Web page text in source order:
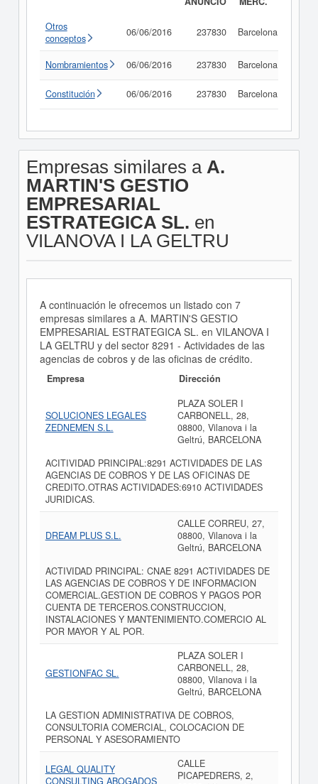
Otros
conceptos
06/06/2016 237830 Barcelona
Nombramientos 06/06/2016 237830 Barcelona
Constitución 06/06/2016 237830 Barcelona
Empresas similares a A.
MARTIN'S GESTIO
EMPRESARIAL
ESTRATEGICA SL. en
VILANOVA I LA GELTRU
A continuación le ofrecemos un listado con 7
empresas similares a A. MARTIN'S GESTIO
EMPRESARIAL ESTRATEGICA SL. en VILANOVA I
LA GELTRU y del sector 8291 - Actividades de las
agencias de cobros y de las oficinas de crédito.
Empresa Dirección
SOLUCIONES LEGALES
ZEDNEMEN S.L.
PLAZA SOLER I
CARBONELL, 28,
08800, Vilanova i la
Geltrú, BARCELONA
ACITIVIDAD PRINCIPAL:8291 ACTIVIDADES DE LAS
AGENCIAS DE COBROS Y DE LAS OFICINAS DE
CREDITO.OTRAS ACTIVIDADES:6910 ACTIVIDADES
JURIDICAS.
DREAM PLUS S.L.
CALLE CORREU, 27,
08800, Vilanova i la
Geltrú, BARCELONA
ACTIVIDAD PRINCIPAL: CNAE 8291 ACTIVIDADES DE
LAS AGENCIAS DE COBROS Y DE INFORMACION
COMERCIAL.GESTION DE COBROS Y PAGOS POR
CUENTA DE TERCEROS.CONSTRUCCION,
INSTALACIONES Y MANTENIMIENTO.COMERCIO AL
POR MAYOR Y AL POR.
GESTIONFAC SL.
PLAZA SOLER I
CARBONELL, 28,
08800, Vilanova i la
Geltrú, BARCELONA
LA GESTION ADMINISTRATIVA DE COBROS,
CONSULTORIA COMERCIAL, COLOCACION DE
PERSONAL Y ASESORAMIENTO
LEGAL QUALITY
CONSULTING ABOGADOS
CALLE
PICAPEDRERS, 2,